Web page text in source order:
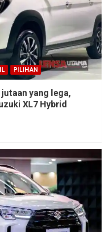
PILIHAN
yang lega,
XL7 Hybrid